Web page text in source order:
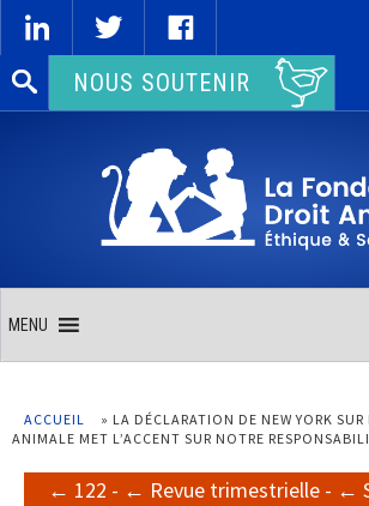
Rechercher :NOUS SOUTENIR
MENU
ACCUEIL » LA DÉCLARATION DE NEW YORK
ANIMALE MET L’ACCENT SUR NOTRE
122 - Revue trimestrielle -